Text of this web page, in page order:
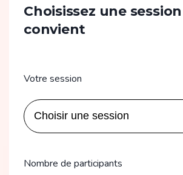
Choisissez une
convient
Votre session
Nombre de participants